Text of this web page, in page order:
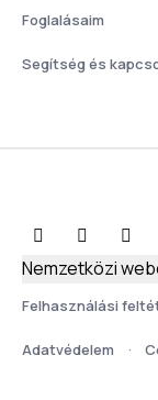
Foglalásaim
Segítség és
Felhasználási
Adatvédelem
Nemzetközi